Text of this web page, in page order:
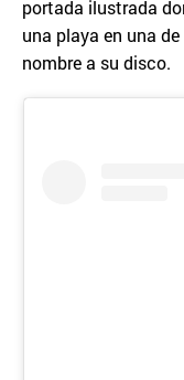
portada ilustrada
una playa en una
nombre a su disco.